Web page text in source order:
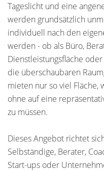
Tageslicht und eine
werden grundsätzlich
individuell nach den
werden - ob als Büro,
Dienstleistungsfläche
die überschaubaren
mieten nur so viel Fläche,
ohne auf eine
zu müssen.
Dieses Angebot richtet
Selbständige, Berater,
Start-ups oder